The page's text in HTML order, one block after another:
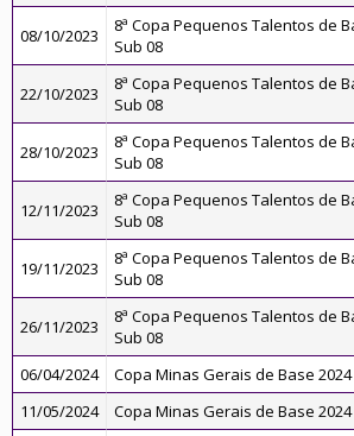
08/10/2023
8ª Copa Pequenos Talentos de
Sub 08
22/10/2023
8ª Copa Pequenos Talentos de
Sub 08
28/10/2023
8ª Copa Pequenos Talentos de
Sub 08
12/11/2023
8ª Copa Pequenos Talentos de
Sub 08
19/11/2023
8ª Copa Pequenos Talentos de
Sub 08
26/11/2023
8ª Copa Pequenos Talentos de
Sub 08
06/04/2024
Copa Minas Gerais de Base 2024
11/05/2024
Copa Minas Gerais de Base 2024